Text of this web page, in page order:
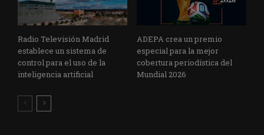
Radio Televisión Madrid
establece un sistema de
control para el uso de la
inteligencia artificial
ADEPA crea un premio
especial para la mejor
cobertura periodística del
Mundial 2026